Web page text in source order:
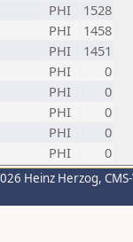
PHI
1528
PHI
1458
PHI
1451
PHI
0
PHI
0
PHI
0
PHI
0
PHI 0
Heinz Herzog,